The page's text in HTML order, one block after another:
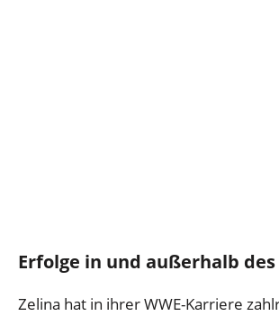
Erfolge in und außerhalb des
Zelina hat in ihrer WWE-Karriere